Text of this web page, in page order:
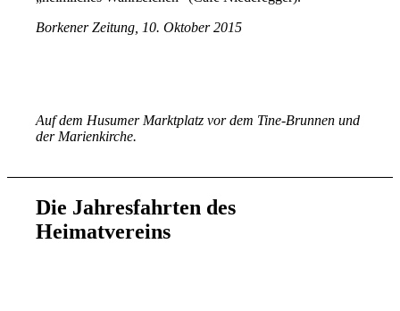
Borkener Zeitung, 10. Oktober 2015
Auf dem Husumer Marktplatz vor dem Tine-Brunnen und
der Marienkirche.
Die Jahresfahrten des
Heimatvereins